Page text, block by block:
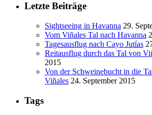
Letzte Beiträge
Sightseeing in Havanna 29.
Vom Viñales Tal nach Havanna
Tagesausflug nach Cayo Jutías
Reitausflug durch das Tal von
2015
Von der Schweinebucht in die
Viñales 24. September 2015
Tags